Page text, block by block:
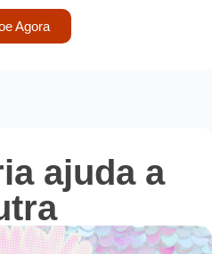
Agora
ajuda a